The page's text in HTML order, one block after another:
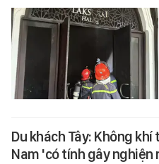
Du khách Tây: Không
Nam 'có tính gây nghiện